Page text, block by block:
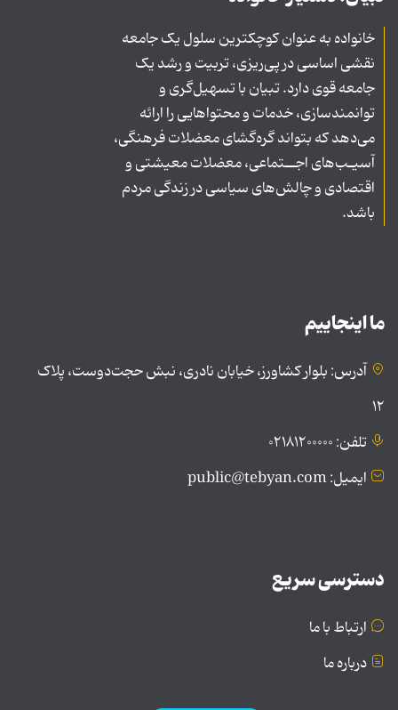
خانواده به عنوان کوچکترین سلول یک جامعه
نقشی اساسی در پی‌ریزی، تربیت و رشد یک
جامعه قوی دارد. تبیان با تسهیل‌گری و
توانمندسازی، خدمات و محتواهایی را ارائه
می‌دهد که بتواند گره‌گشای معضلات فرهنگی،
آسیـب‌های اجــتماعی، معضلات معیشتی و
اقتصادی و چالش‌های سیاسی در زندگی مردم
باشد.
ما اینجاییم
آدرس: بلوار کشاورز، خیابان نادری، نبش حجت‌دوست، پلاک
۱۲
تلفن: ۰۲۱۸۱۲۰۰۰۰۰
ایمیل: public@tebyan.com
دسترسی سریع
ارتباط با ما
درباره ما